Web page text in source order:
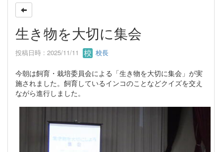
生き物を大切に集会
投稿日時 : 2025/11/11 校長
今朝は飼育・栽培委員会による「生き物を大切に集会」が実
施されました。飼育しているインコのことなどクイズを交え
ながら進行しました。